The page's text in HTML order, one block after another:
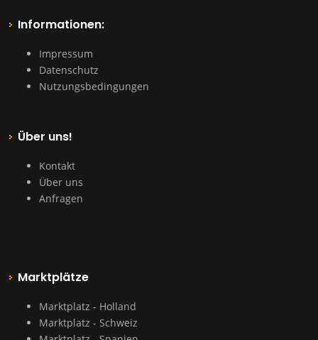
Informationen:
Impressum
Datenschutz
Nutzungsbedingungen
Über uns!
Kontakt
Über uns
Anfragen
Marktplätze
Marktplatz - Holland
Marktplatz - Schweiz